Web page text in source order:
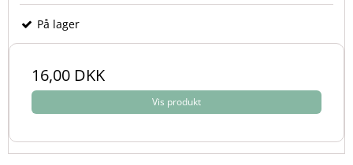
På lager
16,00 DKK
Vis produkt